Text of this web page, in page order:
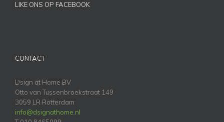
LIKE ONS OP FACEBOOK
CONTACT
Dsign at Home BV
Otto van Tussenbroekstraat 149
3059 LR Rotterdam
info@dsignathome.nl